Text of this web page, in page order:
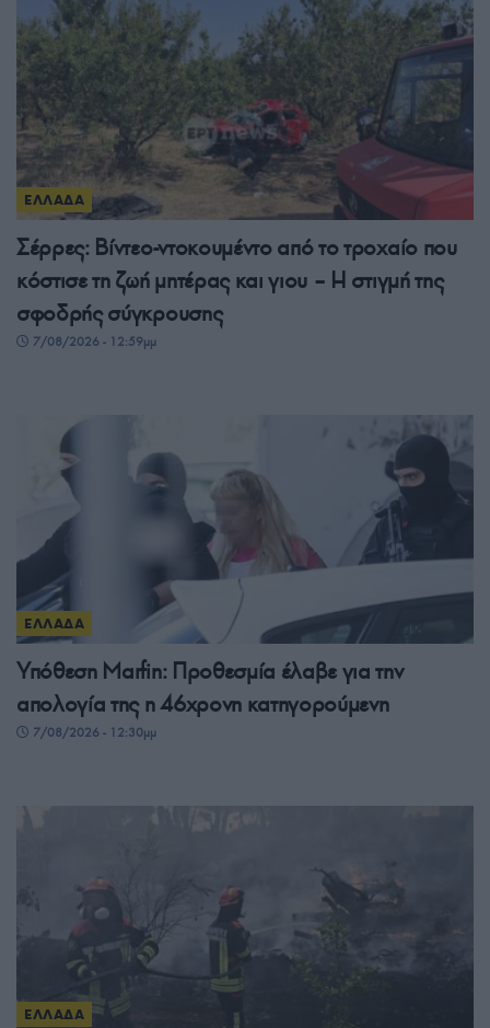
ΕΛΛΑΔΑ
Σέρρες: Βίντεο-ντοκουμέντο από το τροχαίο που
κόστισε τη ζωή μητέρας και γιου – Η στιγμή της
σφοδρής σύγκρουσης
7/08/2026 - 12:59μμ
ΕΛΛΑΔΑ
Υπόθεση Marfin: Προθεσμία έλαβε για την
απολογία της η 46χρονη κατηγορούμενη
7/08/2026 - 12:30μμ
ΕΛΛΑΔΑ